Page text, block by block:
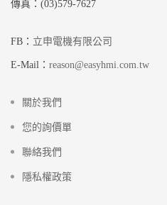
傳真：(03)579-7627
FB： 立申電機有限公司
E-Mail： reason@easyhmi.com.tw
關於我們
您的詢價單
聯絡我們
隱私權政策